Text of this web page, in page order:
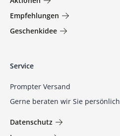
Empfehlungen
Geschenkidee
Service
Prompter Versand
Gerne beraten wir Sie persönlich
Datenschutz